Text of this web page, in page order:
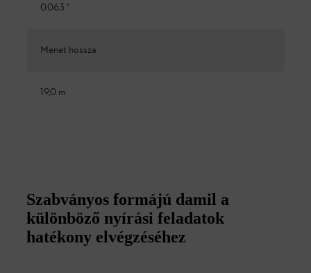
0.063 "
Menet hossza
19,0 m
Szabványos formájú damil a
különböző nyírási feladatok
hatékony elvégzéséhez